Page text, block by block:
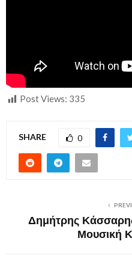
Post Views: 335
SHARE 0
Δημήτρης
Μουσική